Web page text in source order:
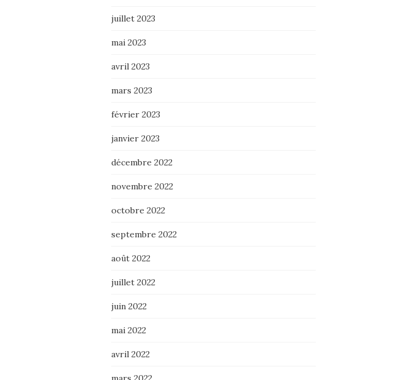
juillet 2023
mai 2023
avril 2023
mars 2023
février 2023
janvier 2023
décembre 2022
novembre 2022
octobre 2022
septembre 2022
août 2022
juillet 2022
juin 2022
mai 2022
avril 2022